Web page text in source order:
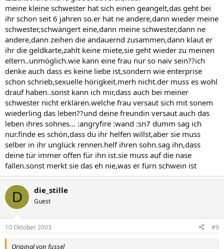
meine kleine schwester hat sich einen geangelt,das geht bei
ihr schon seit 6 jahren so.er hat ne andere,dann wieder meine
schwester,schwängert eine,dann meine schwester,dann ne
andere,dann zeihen die andauernd zusammen,dann klaut er
ihr die geldkarte,zahlt keine miete,sie geht wieder zu meinen
eltern..unmöglich.wie kann eine frau nur so naiv sein??ich
denke auch dass es keine liebe ist,sondern wie enterprise
schon schrieb,sexuelle hörigkeit.merh nicht.der muss es wohl
drauf haben..sonst kann ich mir,dass auch bei meiner
schwester nicht erklären.welche frau versaut sich mit sonem
wiederling das leben??und deine freundin versaut auch das
leben ihres sohnes... :angryfire :wand :sn7 dumm sag ich
nur.finde es schön,dass du ihr helfen willst,aber sie muss
selber in ihr unglück rennen.helf ihren sohn.sag ihn,dass
deine tür immer offen für ihn ist.sie muss auf die nase
fallen.sonst merkt sie das eh nie,was er fürn schwein ist
D die_stille
Guest
10 Oktober 2003 #9
Original von fussel